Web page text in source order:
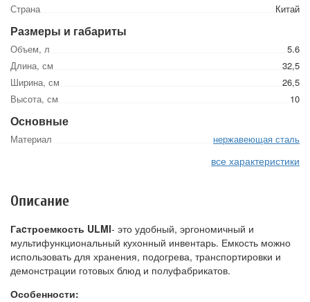
Страна Китай
Размеры и габариты
Объем, л
5.6
Длина, см
32,5
Ширина, см
26,5
Высота, см
10
Основные
Материал нержавеющая сталь
все характеристики
Описание
Гаcтроемкость ULMI- это удобный, эргономичный и
мультифункциональный кухонный инвентарь. Емкость можно
использовать для хранения, подогрева, транспортировки и
демонстрации готовых блюд и полуфабрикатов.
Особенности: